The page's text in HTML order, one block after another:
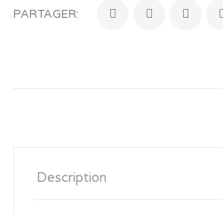
PARTAGER:
Description